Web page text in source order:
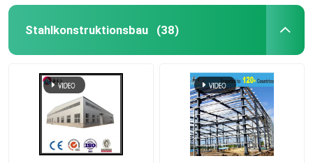
Stahlkonstruktionsbau (38)